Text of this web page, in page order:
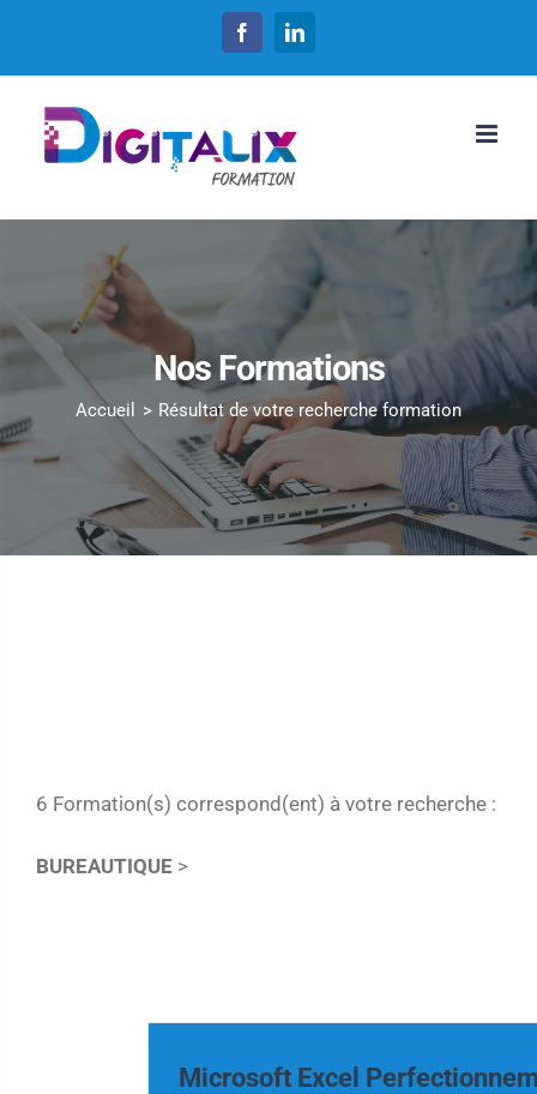
FacebookLinkedIn
Nos Formations
Accueil Résultat de votre recherche formation
6 Formation(s) correspond(ent) à votre recherche :
BUREAUTIQUE >
Microsoft Excel